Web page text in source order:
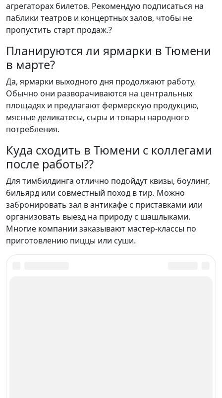
агрегаторах билетов. Рекомендую подписаться на
паблики театров и концертных залов, чтобы не
пропустить старт продаж.?
Планируются ли ярмарки в Тюмени
в марте?
Да, ярмарки выходного дня продолжают работу.
Обычно они разворачиваются на центральных
площадях и предлагают фермерскую продукцию,
мясные деликатесы, сыры и товары народного
потребления.
Куда сходить в Тюмени с коллегами
после работы??
Для тимбилдинга отлично подойдут квизы, боулинг,
бильярд или совместный поход в тир. Можно
забронировать зал в антикафе с приставками или
организовать выезд на природу с шашлыками.
Многие компании заказывают мастер-классы по
приготовлению пиццы или суши.